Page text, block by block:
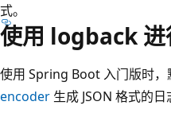
式。
使用 logback 进
使用 Spring Boot 入门版时
encoder 生成 JSON 格式的